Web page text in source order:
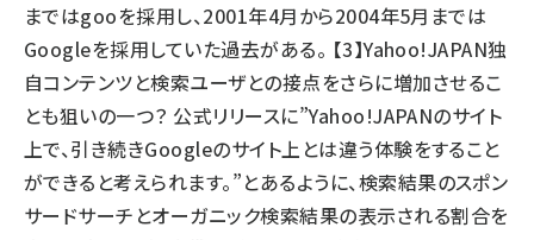
まではgooを採用し、2001年4月から2004年5月までは
Googleを採用していた過去がある。 【3】Yahoo!JAPAN独
自コンテンツと検索ユーザとの接点をさらに増加させるこ
とも狙いの一つ？ 公式リリースに”Yahoo!JAPANのサイト
上で、引き続きGoogleのサイト上とは違う体験をすること
ができると考えられます。”とあるように、検索結果のスポン
サードサーチとオーガニック検索結果の表示される割合を